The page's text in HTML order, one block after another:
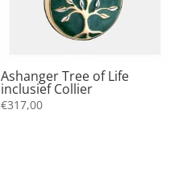
Ashanger Tree of Life
inclusief Collier
€317,00